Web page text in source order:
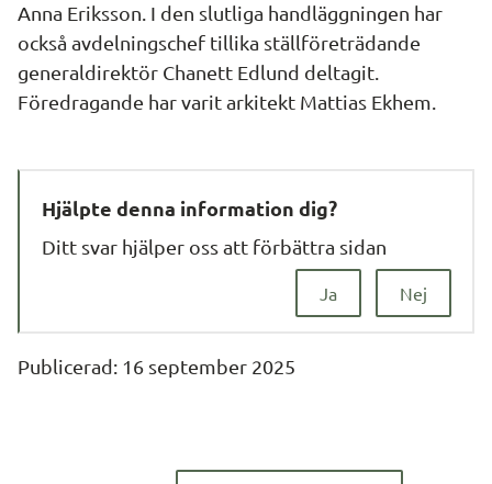
Anna Eriksson. I den slutliga handläggningen har
också avdelningschef tillika ställföreträdande
generaldirektör Chanett Edlund deltagit.
Föredragande har varit arkitekt Mattias Ekhem.
Hjälpte denna information dig?
Nej
Ja
Ditt svar hjälper oss att förbättra sidan
Publicerad: 16 september 2025